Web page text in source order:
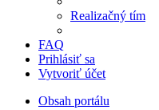
Realizačný tím
FAQ
Prihlásiť sa
Vytvoriť účet
Obsah portálu